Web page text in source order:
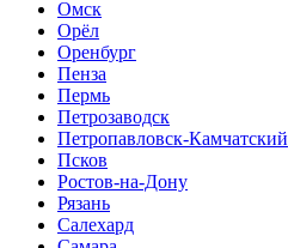
Омск
Орёл
Оренбург
Пенза
Пермь
Петрозаводск
Петропавловск-Камчатский
Псков
Ростов-на-Дону
Рязань
Салехард